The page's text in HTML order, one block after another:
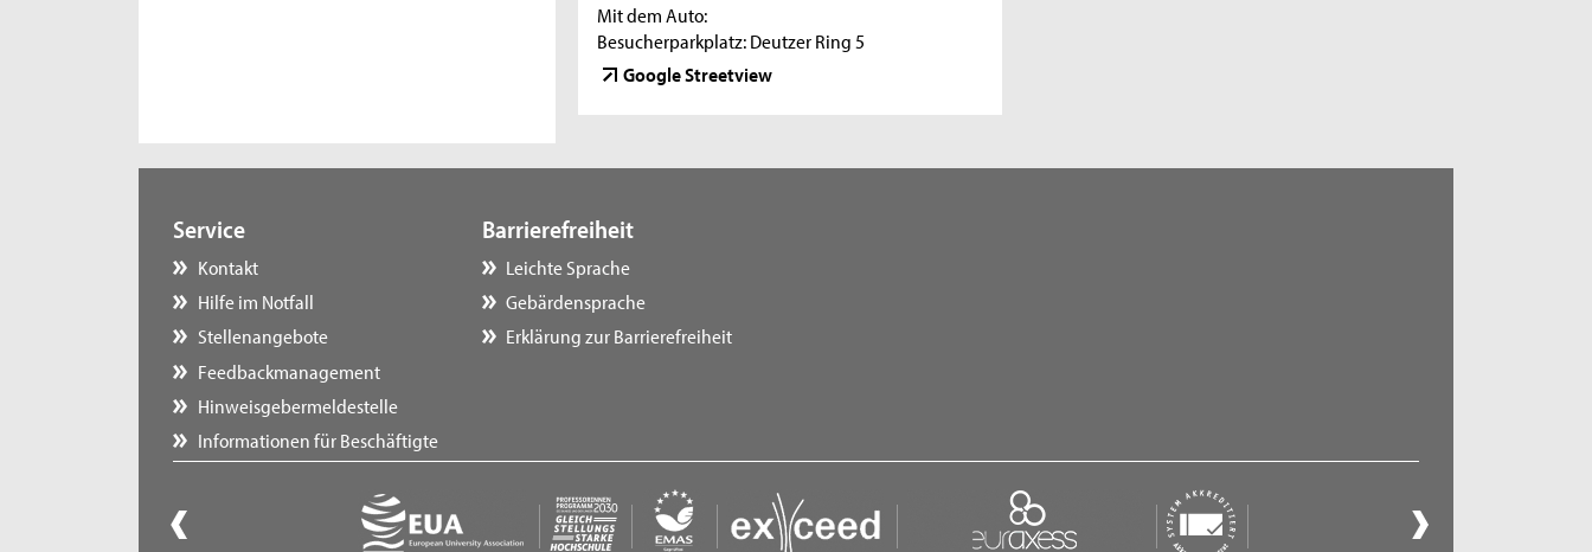
Mit dem Auto:
Besucherparkplatz: Deutzer Ring 5
Google Streetview
Service
Kontakt
Hilfe im Notfall
Stellenangebote
Feedbackmanagement
Hinweisgebermeldestelle
Informationen für Beschäftigte
Barrierefreiheit
Leichte Sprache
Gebärdensprache
Erklärung zur Barrierefreiheit